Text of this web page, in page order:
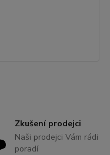
Zkušení prodejci
Naši prodejci Vám rádi
poradí